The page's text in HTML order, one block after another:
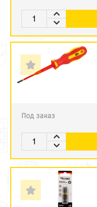
Под заказ